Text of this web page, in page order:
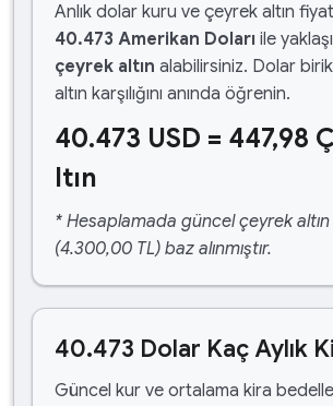
Anlık dolar kuru ve çeyrek altın
40.473 Amerikan Doları ile
çeyrek altın alabilirsiniz. Dolar
altın karşılığını anında öğrenin.
40.473 USD = 447,98
ltın
* Hesaplamada güncel çeyrek altın
(4.300,00 TL) baz alınmıştır.
40.473 Dolar Kaç Aylık
Güncel kur ve ortalama kira